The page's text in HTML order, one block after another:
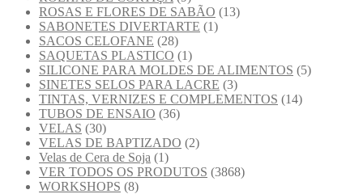
ROSAS E FLORES DE SABÃO (13)
SABONETES DIVERTARTE (1)
SACOS CELOFANE (28)
SAQUETAS PLASTICO (1)
SILICONE PARA MOLDES DE ALIMENTOS (5)
SINETES SELOS PARA LACRE (3)
TINTAS, VERNIZES E COMPLEMENTOS (14)
TUBOS DE ENSAIO (36)
VELAS (30)
VELAS DE BAPTIZADO (2)
Velas de Cera de Soja (1)
VER TODOS OS PRODUTOS (3868)
WORKSHOPS (8)